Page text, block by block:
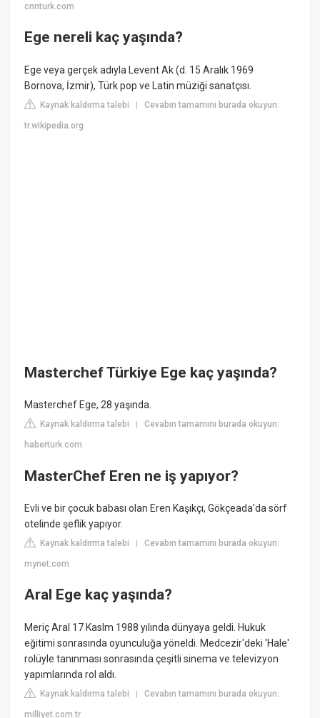
cnnturk.com
Ege nereli kaç yaşında?
Ege veya gerçek adıyla Levent Ak (d. 15 Aralık 1969
Bornova, İzmir), Türk pop ve Latin müziği sanatçısı.
Kaynak kaldırma talebi |Cevabın tamamını burada okuyun:
tr.wikipedia.org
Masterchef Türkiye Ege kaç yaşında?
Masterchef Ege, 28 yaşında.
Kaynak kaldırma talebi |Cevabın tamamını burada okuyun:
haberturk.com
MasterChef Eren ne iş yapıyor?
Evli ve bir çocuk babası olan Eren Kaşıkçı, Gökçeada'da sörf
otelinde şeflik yapıyor.
Kaynak kaldırma talebi |Cevabın tamamını burada okuyun:
mynet.com
Aral Ege kaç yaşında?
Meriç Aral 17 KasIm 1988 yılında dünyaya geldi. Hukuk
eğitimi sonrasında oyunculuğa yöneldi. Medcezir'deki 'Hale'
rolüyle tanınması sonrasında çeşitli sinema ve televizyon
yapımlarında rol aldı.
Kaynak kaldırma talebi |Cevabın tamamını burada okuyun:
milliyet.com.tr